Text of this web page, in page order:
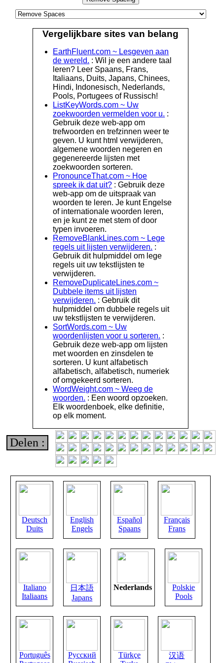
Vergelijkbare sites van belang
EarthFluent.com ~ Lesgeven aan
de wereld. : Wil je een andere taal
leren? Leer Spaans, Frans,
Italiaans, Duits, Japans, Chinees,
Hindi, Indonesisch, Nederlands,
Pools, Portugees of Russisch!
ListKeyWords.com ~ Uw
zoekwoorden vermelden voor u. :
Gebruik deze web-app om
trefwoorden en trefzinnen weer te
geven. U kunt html verwijderen,
algemene woorden negeren en
gegenereerde lijsten met
zoekwoorden sorteren.
PronounceThat.com ~ Hoe
spreek ik dat uit? : Gebruik deze
web-app om de uitspraak van
woorden te leren. Je kunt Engelse
of internationale woorden leren,
en je kunt ze met stem of door
typen invoeren.
RemoveBlankLines.com ~ Lege
regels uit lijsten verwijderen. :
Gebruik dit hulpmiddel om lege
regels uit uw tekstlijsten te
verwijderen.
RemoveDuplicateLines.com ~
Dubbele items uit lijsten
verwijderen. : Gebruik dit
hulpmiddel om dubbele regels uit
uw tekstlijsten te verwijderen.
SortWords.com ~ Uw
woordenlijsten voor u sorteren. :
Gebruik deze web-app om lijsten
met woorden en zinsdelen te
sorteren. U kunt alfabetisch
alfabetisch, alfabetisch, numeriek
of omgekeerd sorteren.
WordWeight.com ~ Weeg de
woorden. : Een woord opzoeken.
Elk woordenboek, elke definitie,
op elk moment.
Delen :
Deutsch
Duits
English
Engels
Español
Spaans
Français
Frans
Italiano
Italiaans
日本語
Japans
Nederlands
Polskie
Pools
Português
Русский
Türkçe
汉语